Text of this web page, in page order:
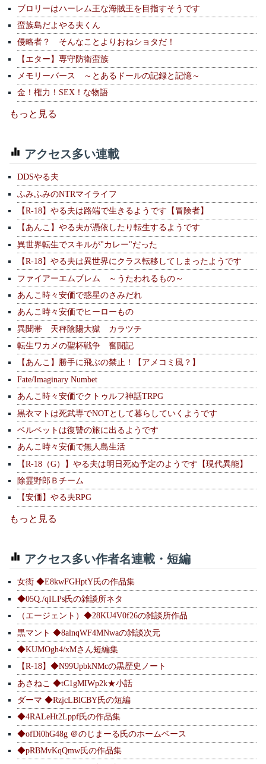
ブロリーはハーレム王な海賊王を目指すそうです
蛮族島だよやる夫くん
侵略者？ そんなことよりおねショタだ！
【エター】専守防衛蛮族
メモリーバース ～とあるドールの記録と記憶～
金！権力！SEX！な物語
もっと見る
アクセス多い連載
DDSやる夫
ふみふみのNTRマイライフ
【R-18】やる夫は路端で生きるようです【冒険者】
【あんこ】やる夫が憑依したり転生するようです
異世界転生でスキルが"カレー"だった
【R-18】やる夫は異世界にクラス転移してしまったようです
ファイアーエムブレム ～うたわれるもの～
あんこ時々安価で惑星のさみだれ
あんこ時々安価でヒーローもの
異聞帯 天秤陰陽大獄 カラツチ
転生ワカメの聖杯戦争 奮闘記
【あんこ】勝手に飛ぶの禁止！【アメコミ風？】
Fate/Imaginary Numbet
あんこ時々安価でクトゥルフ神話TRPG
黒衣マトは死武専でNOTとして暮らしていくようです
ベルベットは復讐の旅に出るようです
あんこ時々安価で無人島生活
【R-18（G）】やる夫は明日死ぬ予定のようです【現代異能】
除霊野郎Ｂチーム
【安価】やる夫RPG
もっと見る
アクセス多い作者名連載・短編
女衒 ◆E8kwFGHptY氏の作品集
◆05Q./qILPs氏の雑談所ネタ
（エージェント）◆28KU4V0f26の雑談所作品
黒マント ◆8alnqWF4MNwaの雑談次元
◆KUMOgh4/xMさん短編集
【R-18】◆N99UpbkNMcの黒歴史ノート
あさねこ ◆tC1gMIWp2k★小話
ダーマ ◆RzjcLBlCBY氏の短編
◆4RALeHt2Lppf氏の作品集
◆ofDi0hG48g ＠のじまーる氏のホームベース
◆pRBMvKqQmw氏の作品集